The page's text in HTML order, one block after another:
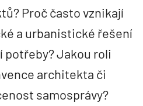
Proč často vznikají
a urbanistické řešení
potřeby? Jakou roli
architekta či
samosprávy?